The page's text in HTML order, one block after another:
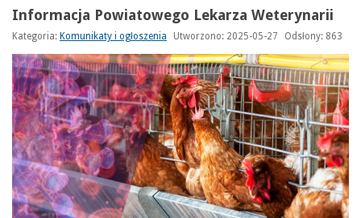
Informacja Powiatowego Lekarza Weterynarii
Kategoria: Komunikaty i ogłoszenia Utworzono: 2025-05-27 Odsłony: 863